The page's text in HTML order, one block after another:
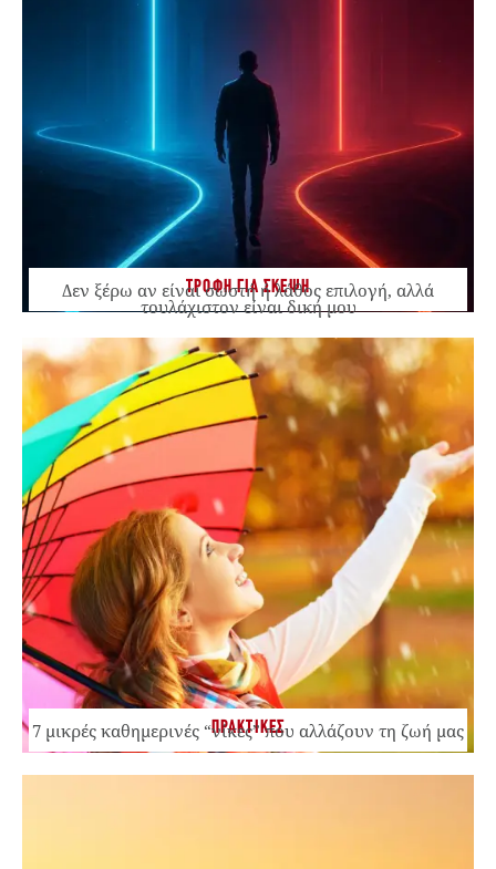
ΤΡΟΦΗ ΓΙΑ ΣΚΕΨΗ
Δεν ξέρω αν είναι σωστή ή λάθος επιλογή, αλλά
τουλάχιστον είναι δική μου
ΠΡΑΚΤΙΚΕΣ
7 μικρές καθημερινές “νίκες” που αλλάζουν τη ζωή μας